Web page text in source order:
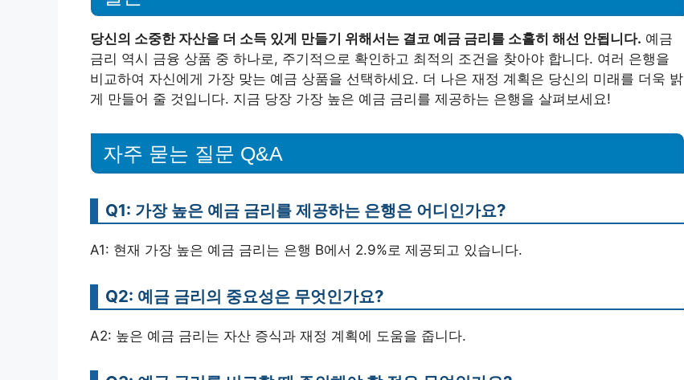
당신의 소중한 자산을 더 소득 있게 만들기 위해서는 결코 예금 금리를 소홀히 해선 안됩니다. 예금
금리 역시 금융 상품 중 하나로, 주기적으로 확인하고 최적의 조건을 찾아야 합니다. 여러 은행을
비교하여 자신에게 가장 맞는 예금 상품을 선택하세요. 더 나은 재정 계획은 당신의 미래를 더욱 밝
게 만들어 줄 것입니다. 지금 당장 가장 높은 예금 금리를 제공하는 은행을 살펴보세요!
자주 묻는 질문 Q&A
Q1: 가장 높은 예금 금리를 제공하는 은행은 어디인가요?
A1: 현재 가장 높은 예금 금리는 은행 B에서 2.9%로 제공되고 있습니다.
Q2: 예금 금리의 중요성은 무엇인가요?
A2: 높은 예금 금리는 자산 증식과 재정 계획에 도움을 줍니다.